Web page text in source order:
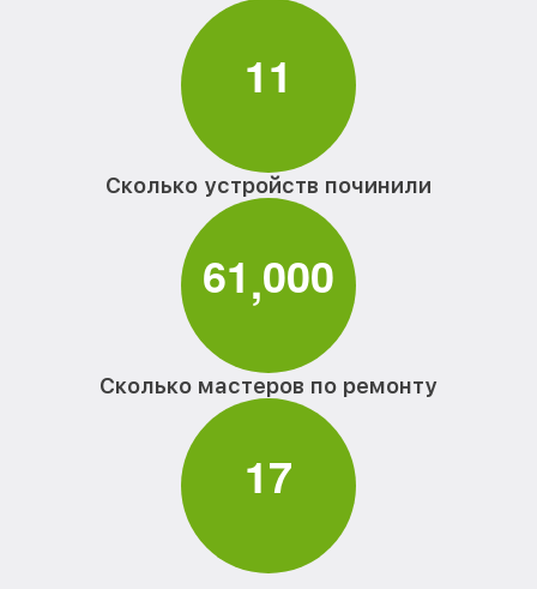
11
Сколько устройств починили
61,000
Сколько мастеров по ремонту
17